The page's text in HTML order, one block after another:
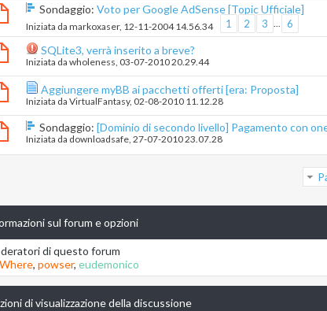
Sondaggio: Voto per Google AdSense [Topic Ufficiale]
Iniziata da markoxaser‎, 12-11-2004 14.56.34 1 2 3 ... 6
SQLite3, verrà inserito a breve?
Iniziata da wholeness‎, 03-07-2010 20.29.44
Aggiungere myBB ai pacchetti offerti [era: Proposta]
Iniziata da VirtualFantasy‎, 02-08-2010 11.12.28
Sondaggio: [Dominio di secondo livello] Pagamento con
Iniziata da downloadsafe‎, 27-07-2010 23.07.28
sul forum e opzioni
di questo forum
, powser, eudemonico
di visualizzazione della discussione